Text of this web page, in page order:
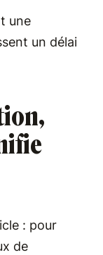
une
un délai
: pour
de